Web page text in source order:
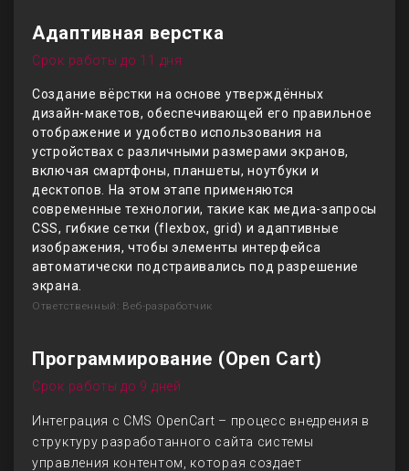
Адаптивная верстка
Срок работы до 11 дня
Создание вёрстки на основе утверждённых
дизайн-макетов, обеспечивающей его правильное
отображение и удобство использования на
устройствах с различными размерами экранов,
включая смартфоны, планшеты, ноутбуки и
десктопов. На этом этапе применяются
современные технологии, такие как медиа-запросы
CSS, гибкие сетки (flexbox, grid) и адаптивные
изображения, чтобы элементы интерфейса
автоматически подстраивались под разрешение
экрана.
Ответственный: Веб-разработчик
Программирование (Open Cart)
Срок работы до 9 дней
Интеграция с CMS OpenCart – процесс внедрения в
структуру разработанного сайта системы
управления контентом, которая создает